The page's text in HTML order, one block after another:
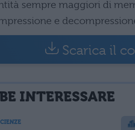
sempre maggiori di
e
Scarica il
INTERESSARE